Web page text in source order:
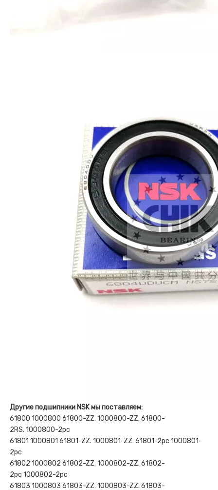
Другие подшипники NSK мы поставляем:
61800 1000800 61800-ZZ. 1000800-ZZ. 61800-
2RS. 1000800-2рс
61801 1000801 61801-ZZ. 1000801-ZZ. 61801-2рс 1000801-
2рс
61802 1000802 61802-ZZ. 1000802-ZZ. 61802-
2рс 1000802-2рс
61803 1000803 61803-ZZ. 1000803-ZZ. 61803-